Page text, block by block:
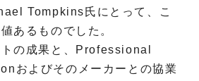
Tompkins氏にとって、こ
あるものでした。
トの成果と、Professional
およびそのメーカーとの協業